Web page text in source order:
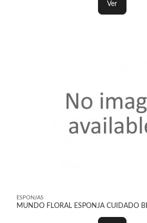
Ver
ESPONJAS
MUNDO FLORAL ESPONJA CUIDADO